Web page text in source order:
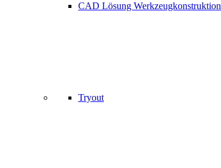
CAD Lösung Werkzeugkonstruktion
Tryout